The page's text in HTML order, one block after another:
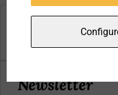
Newsletter